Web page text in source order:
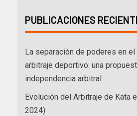
PUBLICACIONES
La separación de poderes en el
arbitraje deportivo: una
independencia arbitral
Evolución del Arbitraje de Kata
2024)